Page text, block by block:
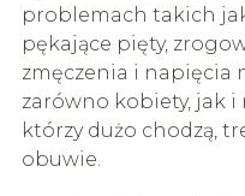
problemach takich
pękające pięty,
zmęczenia i napięcia
zarówno kobiety, jak i
którzy dużo chodzą,
obuwie.